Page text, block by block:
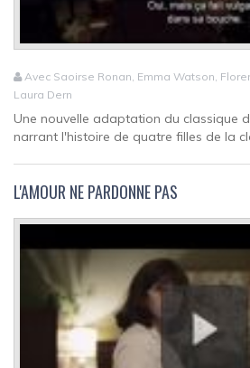
Avec Saoirse Ronan, Emma Watson,
Laura Dern
Une nouvelle adaptation du classique
narrant l'histoire de quatre filles de la
L'AMOUR NE PARDONNE PAS